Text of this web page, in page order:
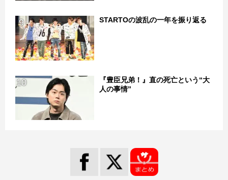
9 STARTOの波乱の一年を振り返る
10
『豊臣兄弟！』直の死亡という“大
人の事情”